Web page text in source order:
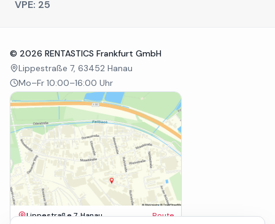
VPE: 25
© 2026 RENTASTICS Frankfurt GmbH
Lippestraße 7, 63452 Hanau
Mo–Fr 10:00–16:00 Uhr
Lippestraße 7, Hanau Route